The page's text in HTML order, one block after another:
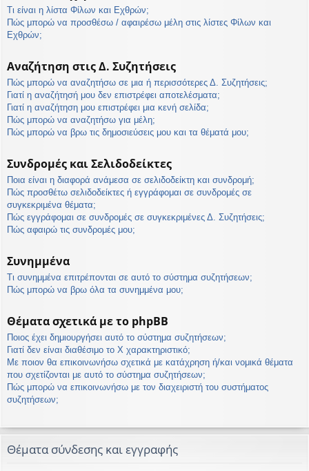
Τι είναι η λίστα Φίλων και Εχθρών;
Πώς μπορώ να προσθέσω / αφαιρέσω μέλη στις λίστες Φίλων και
Εχθρών;
Αναζήτηση στις Δ. Συζητήσεις
Πώς μπορώ να αναζητήσω σε μια ή περισσότερες Δ. Συζητήσεις;
Γιατί η αναζήτησή μου δεν επιστρέφει αποτελέσματα;
Γιατί η αναζήτηση μου επιστρέφει μια κενή σελίδα;
Πώς μπορώ να αναζητήσω για μέλη;
Πώς μπορώ να βρω τις δημοσιεύσεις μου και τα θέματά μου;
Συνδρομές και Σελιδοδείκτες
Ποια είναι η διαφορά ανάμεσα σε σελιδοδείκτη και συνδρομή;
Πώς προσθέτω σελιδοδείκτες ή εγγράφομαι σε συνδρομές σε
συγκεκριμένα θέματα;
Πώς εγγράφομαι σε συνδρομές σε συγκεκριμένες Δ. Συζητήσεις;
Πώς αφαιρώ τις συνδρομές μου;
Συνημμένα
Τι συνημμένα επιτρέπονται σε αυτό το σύστημα συζητήσεων;
Πώς μπορώ να βρω όλα τα συνημμένα μου;
Θέματα σχετικά με το phpBB
Ποιος έχει δημιουργήσει αυτό το σύστημα συζητήσεων;
Γιατί δεν είναι διαθέσιμο το Χ χαρακτηριστικό;
Με ποιον θα επικοινωνήσω σχετικά με κατάχρηση ή/και νομικά θέματα
που σχετίζονται με αυτό το σύστημα συζητήσεων;
Πώς μπορώ να επικοινωνήσω με τον διαχειριστή του συστήματος
συζητήσεων;
Θέματα σύνδεσης και εγγραφής